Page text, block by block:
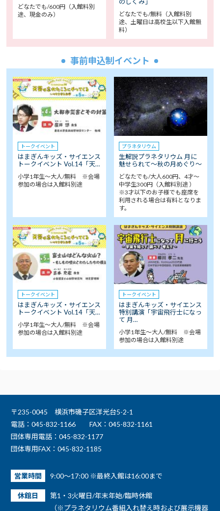
どなたでも/600円（入館料別
途、現金のみ）
どなたでも/無料（入館料別
途、土曜日は高校生以下入館無
料）
事前申込制イベント
トークイベント
はまぎんキッズ・サイエンス
トークイベント Vol.14「天…
小学1年生～大人/無料 ※会場
参加の場合は入館料別途
プラネタリウム
生解説プラネタリウム 月に
魅せられて～秋の月めぐり～
どなたでも/大人600円、4才～
中学生300円（入館料別途 ）
※3才以下のお子様でも座席を
利用される場合は有料となりま
す。
トークイベント
はまぎんキッズ・サイエンス
トークイベント Vol.14「天…
小学1年生～大人/無料 ※会場
参加の場合は入館料別途
トークイベント
はまぎんキッズ・サイエンス
特別講演「宇宙飛行士になっ
て 月…
小学1年生～大人/無料 ※会場
参加の場合は入館料別途
〒235-0045 横浜市磯子区洋光台5-2-1
電話：045-832-1166
FAX：045-832-1161
団体専用電話：045-832-1177
団体専用FAX：045-832-1185
営業時間 9:00～17:00 ※最終入館は16:00まで
休館日
第1・3火曜日/年末年始/臨時休館
（※プラネタリウム番組入れ替え時および展示機器